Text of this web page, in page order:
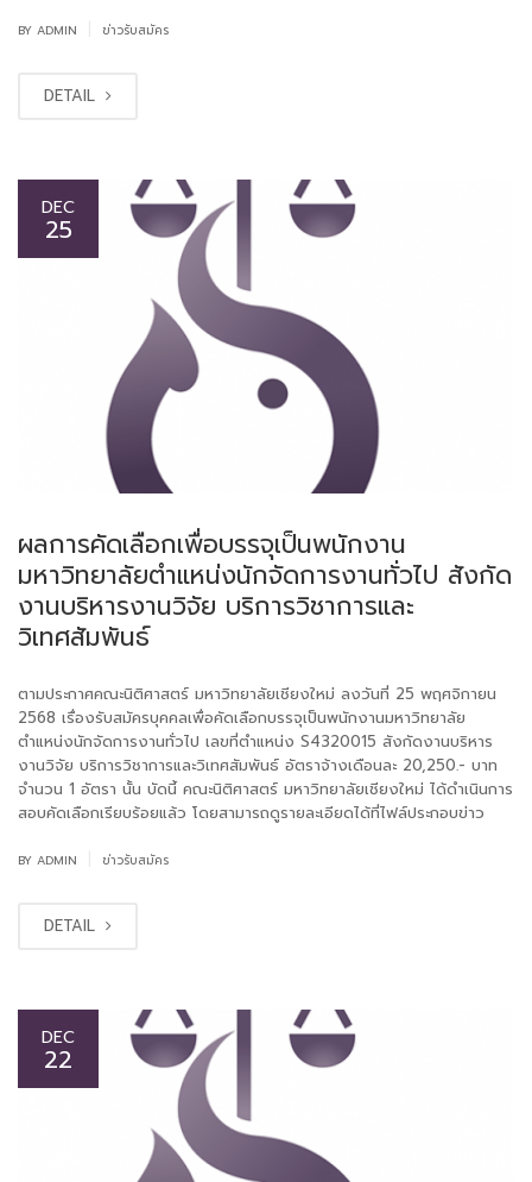
BY ADMIN ข่าวรับสมัคร
DETAIL
DEC
25
ผลการคัดเลือกเพื่อบรรจุเป็นพนักงาน
มหาวิทยาลัยตำแหน่งนักจัดการงานทั่วไป สังกัด
งานบริหารงานวิจัย บริการวิชาการและ
วิเทศสัมพันธ์
ตามประกาศคณะนิติศาสตร์ มหาวิทยาลัยเชียงใหม่ ลงวันที่ 25 พฤศจิกายน
2568 เรื่องรับสมัครบุคคลเพื่อคัดเลือกบรรจุเป็นพนักงานมหาวิทยาลัย
ตำแหน่งนักจัดการงานทั่วไป เลขที่ตำแหน่ง S4320015 สังกัดงานบริหาร
งานวิจัย บริการวิชาการและวิเทศสัมพันธ์ อัตราจ้างเดือนละ 20,250.- บาท
จำนวน 1 อัตรา นั้น บัดนี้ คณะนิติศาสตร์ มหาวิทยาลัยเชียงใหม่ ได้ดำเนินการ
สอบคัดเลือกเรียบร้อยแล้ว โดยสามารถดูรายละเอียดได้ที่ไฟล์ประกอบข่าว
BY ADMIN ข่าวรับสมัคร
DETAIL
DEC
22